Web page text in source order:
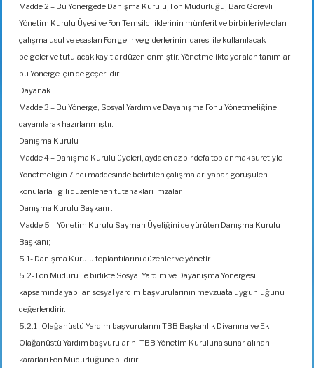
Madde 2 – Bu Yönergede Danışma Kurulu, Fon Müdürlüğü, Baro Görevli
Yönetim Kurulu Üyesi ve Fon Temsilciliklerinin münferit ve birbirleriyle olan
çalışma usul ve esasları Fon gelir ve giderlerinin idaresi ile kullanılacak
belgeler ve tutulacak kayıtlar düzenlenmiştir. Yönetmelikte yer alan tanımlar
bu Yönerge için de geçerlidir.
Dayanak :
Madde 3 – Bu Yönerge, Sosyal Yardım ve Dayanışma Fonu Yönetmeliğine
dayanılarak hazırlanmıştır.
Danışma Kurulu :
Madde 4 – Danışma Kurulu üyeleri, ayda en az bir defa toplanmak suretiyle
Yönetmeliğin 7 nci maddesinde belirtilen çalışmaları yapar, görüşülen
konularla ilgili düzenlenen tutanakları imzalar.
Danışma Kurulu Başkanı :
Madde 5 – Yönetim Kurulu Sayman Üyeliğini de yürüten Danışma Kurulu
Başkanı;
5.1- Danışma Kurulu toplantılarını düzenler ve yönetir.
5.2- Fon Müdürü ile birlikte Sosyal Yardım ve Dayanışma Yönergesi
kapsamında yapılan sosyal yardım başvurularının mevzuata uygunluğunu
değerlendirir.
5.2.1- Olağanüstü Yardım başvurularını TBB Başkanlık Divanına ve Ek
Olağanüstü Yardım başvurularını TBB Yönetim Kuruluna sunar, alınan
kararları Fon Müdürlüğüne bildirir.